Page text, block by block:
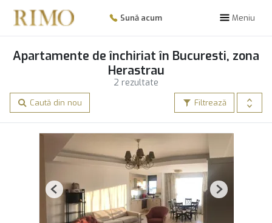
Sună acum Meniu
2 rezultate
Apartamente de închiriat în Bucuresti, zona
Herastrau
Filtrează
Caută din nou
Previous Next